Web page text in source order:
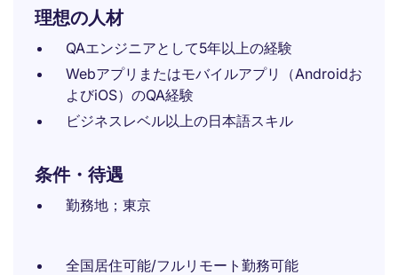
理想の人材
QAエンジニアとして5年以上の経験
Webアプリまたはモバイルアプリ（Androidお
よびiOS）のQA経験
ビジネスレベル以上の日本語スキル
条件・待遇
勤務地；東京
全国居住可能/フルリモート勤務可能